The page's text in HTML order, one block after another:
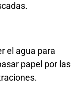
el agua para
papel por las